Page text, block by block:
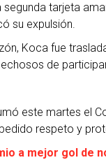
tarjeta
su expulsión.
Koca fue
de
este martes el
respeto y
a mejor gol de